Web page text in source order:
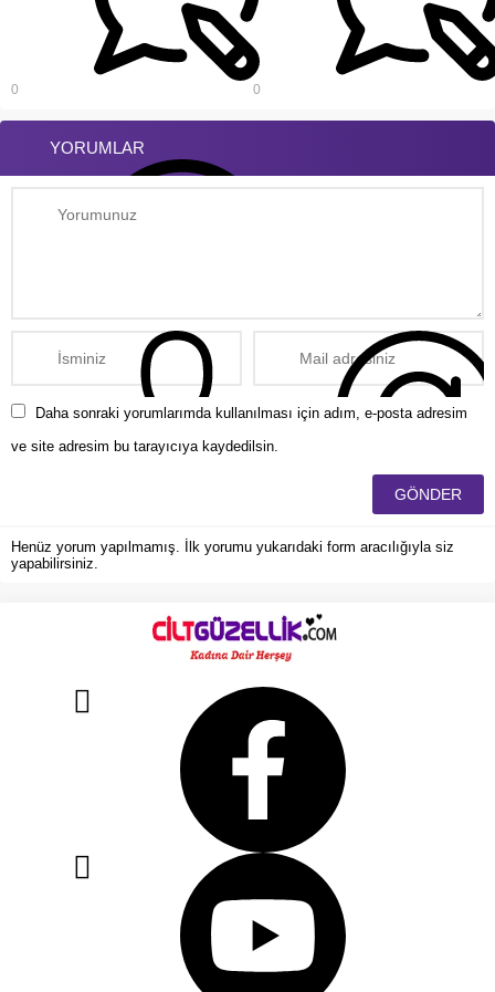
0 0
YORUMLAR
Daha sonraki yorumlarımda kullanılması için adım, e-posta adresim
ve site adresim bu tarayıcıya kaydedilsin.
Henüz yorum yapılmamış. İlk yorumu yukarıdaki form aracılığıyla siz
yapabilirsiniz.